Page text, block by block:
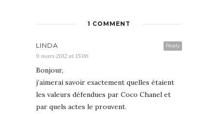
1 COMMENT
Reply
LINDA
9 mars 2012 at 15:06
Bonjour,
j’aimerai savoir exactement quelles étaient
les valeurs défendues par Coco Chanel et
par quels actes le prouvent.